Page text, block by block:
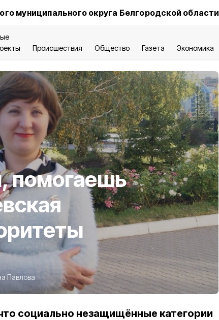
муниципального округа Белгородской области
Происшествия Общество Газета Экономика
помогаешь
Павлова
социально незащищённые категории